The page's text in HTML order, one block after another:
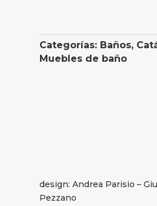
Categorías: Baños,
Muebles de baño
design: Andrea Parisio –
Pezzano